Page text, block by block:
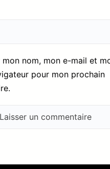
mon nom, mon e-mail et
pour mon prochain